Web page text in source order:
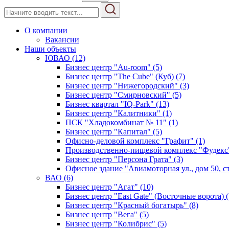
О компании
Вакансии
Наши объекты
ЮВАО (12)
Бизнес центр "Au-room" (5)
Бизнес центр "The Cube" (Куб) (7)
Бизнес центр "Нижегородский" (3)
Бизнес центр "Смирновский" (5)
Бизнес квартал "IQ-Park" (13)
Бизнес центр "Калитники" (1)
ПСК "Хладокомбинат № 11" (1)
Бизнес центр "Капитал" (5)
Офисно-деловой комплекс "Графит" (1)
Производственно-пищевой комплекс
Бизнес центр "Персона Грата" (3)
Офисное здание "Авиамоторная ул., дом 50,
ВАО (6)
Бизнес центр "Агат" (10)
Бизнес центр "East Gate" (Восточные ворота)
Бизнес центр "Красный богатырь" (8)
Бизнес центр "Вега" (5)
Бизнес центр "Колибрис" (5)